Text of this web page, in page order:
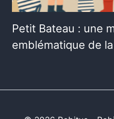
Petit Bateau : une
emblématique de